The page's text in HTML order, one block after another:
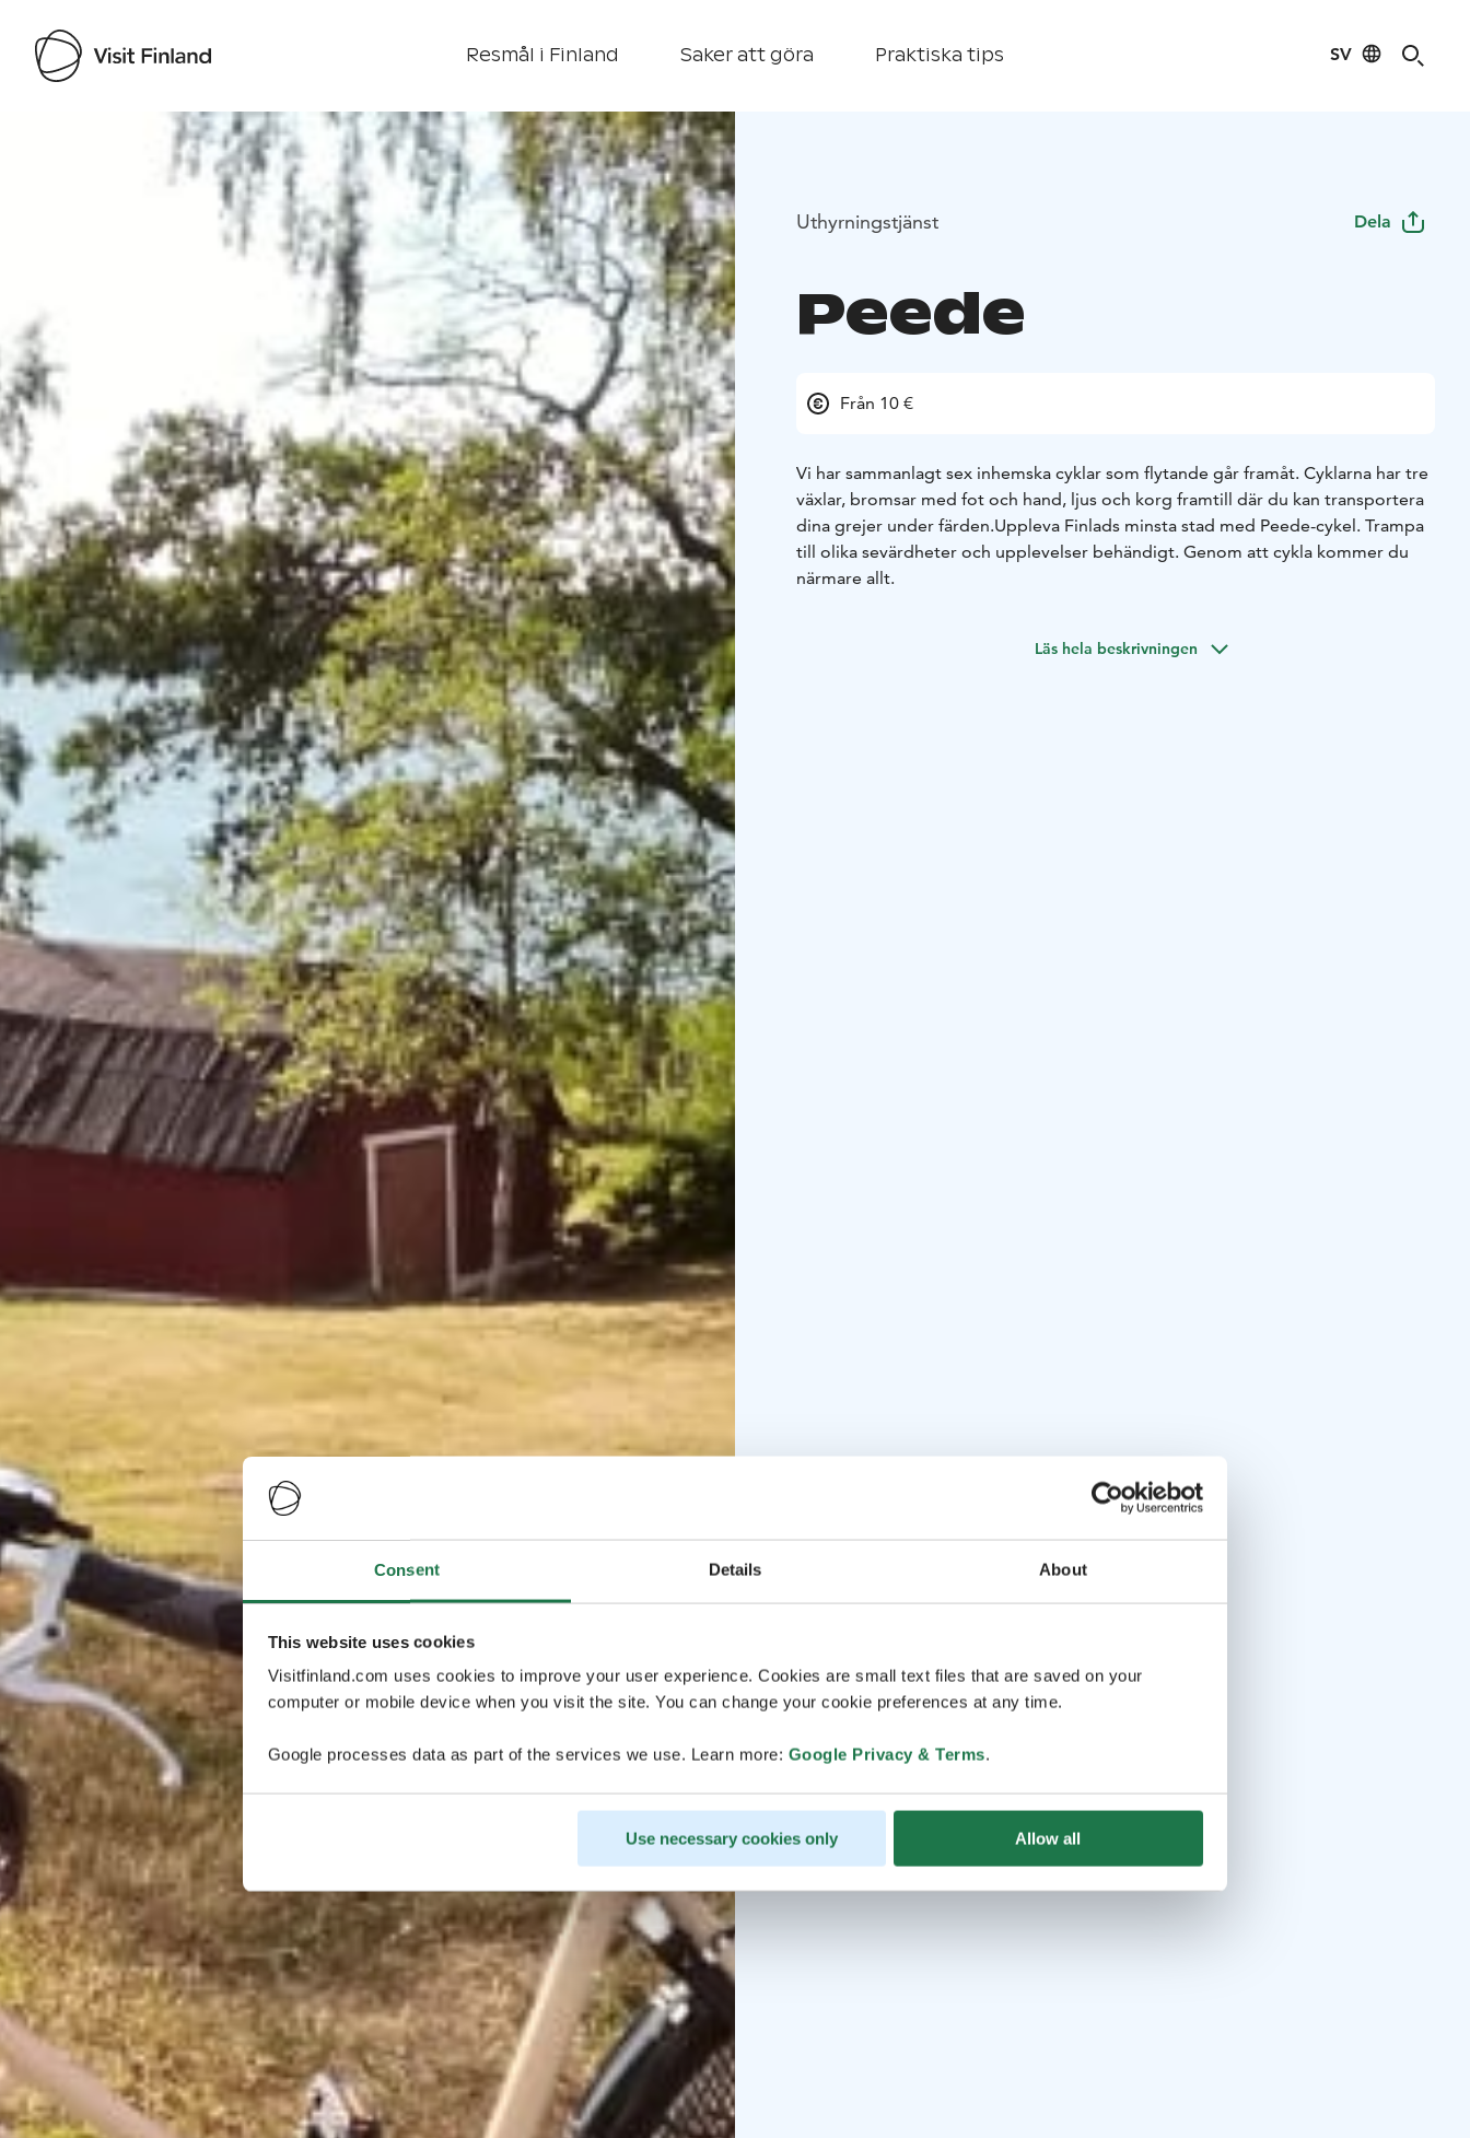
Consent Details About
This website uses cookies
Visitfinland.com uses cookies to improve your user experience. Cookies are small text files that are saved on your
computer or mobile device when you visit the site. You can change your cookie preferences at any time.
Google processes data as part of the services we use. Learn more: Google Privacy & Terms.
Use necessary cookies only Allow all
Resmål i Finland Saker att göra Praktiska tips SV
Visit Finland
Uthyrningstjänst Dela
Peede
Från 10 €
Vi har sammanlagt sex inhemska cyklar som flytande går framåt. Cyklarna har tre
växlar, bromsar med fot och hand, ljus och korg framtill där du kan transportera
dina grejer under färden.Uppleva Finlads minsta stad med Peede-cykel. Trampa
till olika sevärdheter och upplevelser behändigt. Genom att cykla kommer du
närmare allt.
Läs hela beskrivningen